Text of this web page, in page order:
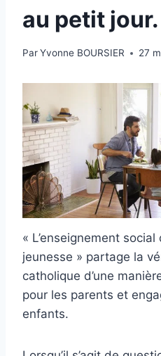
au petit jour.
ParYvonne BOURSIER 27
« L’enseignement
jeunesse » partage la
catholique d’une
pour les parents et
enfants.